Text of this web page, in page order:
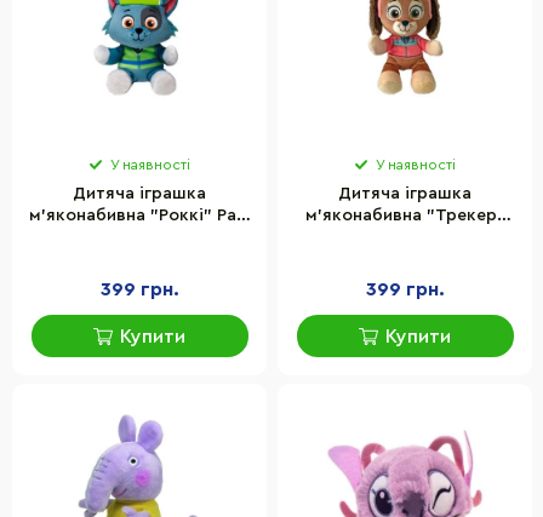
У наявності
Дитяча іграшка
м’яконабивна "Роккі" Paw
399 грн.
Купити
У наявності
Дитяча іграшка
м’яконабивна "Трекер"
399 грн.
Купити